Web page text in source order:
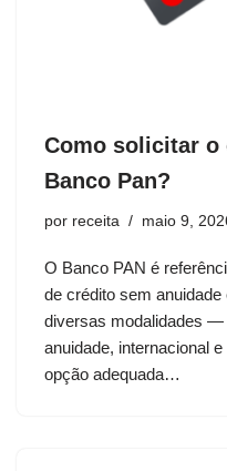
Como solicitar o
Banco Pan?
por receita maio 9,
O Banco PAN é
de crédito sem
diversas modalidades —
anuidade, internacional
opção adequada…